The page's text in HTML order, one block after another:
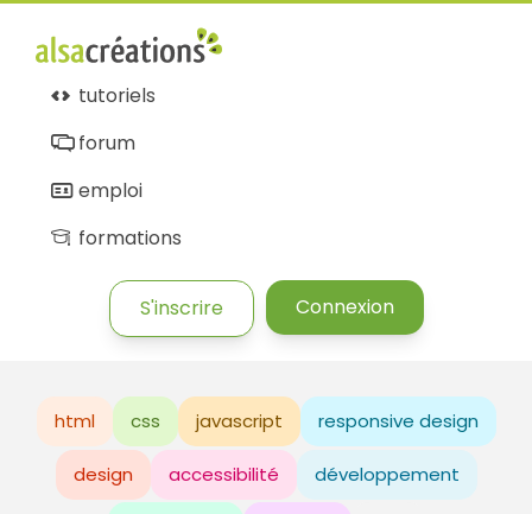
tutoriels
forum
emploi
formations
S'inscrire Connexion
html css javascript responsive design
design accessibilité développement